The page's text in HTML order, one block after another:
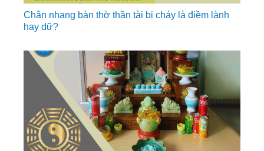
Chân nhang bàn thờ thần tài bị cháy là điềm lành
hay dữ?